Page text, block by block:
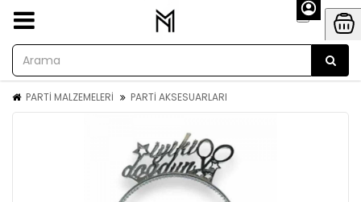
PARTİ MALZEMELERİ PARTİ AKSESUARLARI